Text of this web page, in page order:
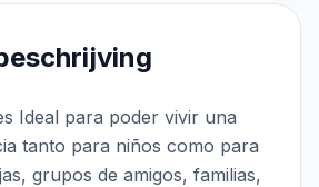
Ideal para poder vivir una
tanto para niños como para
grupos de amigos, familias,